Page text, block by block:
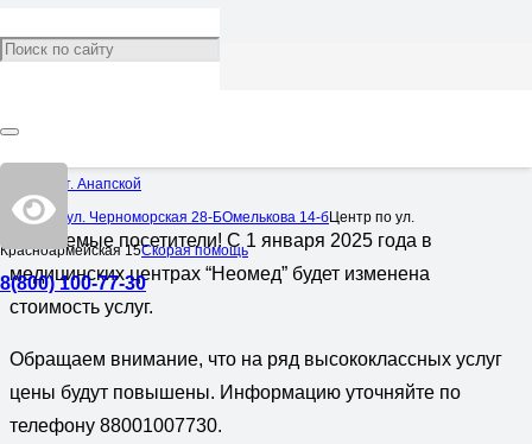
Центр в ст. Анапской
Центр по ул. Черноморская 28-БОмелькова 14-бЦентр по ул.
Красноармейская 15Скорая помощь
8(800) 100-77-30
Изменение цен с 1 января
Уважаемые посетители! С 1 января 2025 года в
медицинских центрах “Неомед” будет изменена
стоимость услуг.
Обращаем внимание, что на ряд высококлассных услуг
цены будут повышены. Информацию уточняйте по
телефону 88001007730.